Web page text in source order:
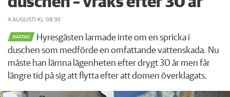
4 AUGUSTI KL 08:30
BÅSTAD
Hyresgästen larmade inte om en spricka i
duschen som medförde en omfattande vattenskada. Nu
måste han lämna lägenheten efter drygt 30 år men får
längre tid på sig att flytta efter att domen överklagats.